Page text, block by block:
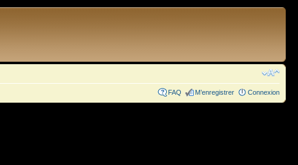
FAQ M’enregistrer Connexion